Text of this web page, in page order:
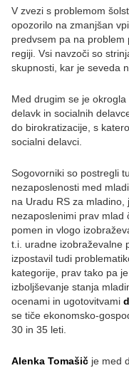
V zvezi s problemom
opozorilo na zmanjšan
predvsem pa na
regiji. Vsi navzoči so
skupnosti, kar je seveda
Med drugim se je
delavk in socialnih
do birokratizacije, s
socialni delavci.
Sogovorniki so postregli
nezaposlenosti med
na Uradu RS za
nezaposlenimi prav mlad
pomen in vlogo
t.i. uradne izobraževalne
izpostavil tudi
kategorije, prav tako pa
izboljševanje stanja
ocenami in ugotovitvami
se tiče ekonomsko-
30 in 35 leti.
Alenka Tomašič je med